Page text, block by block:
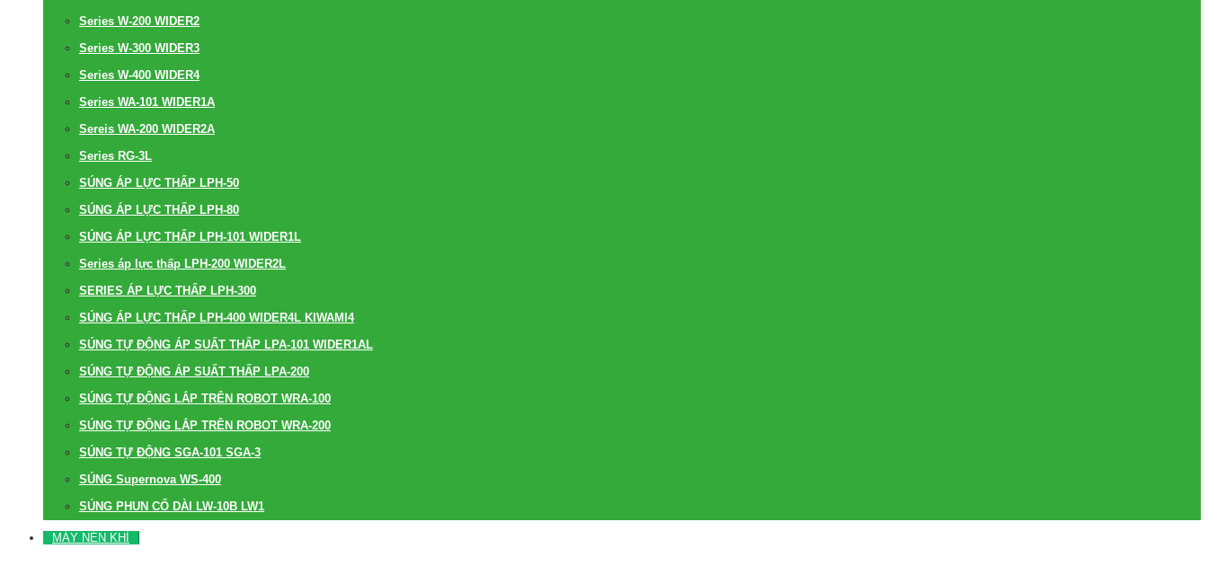
Series W-200 WIDER2
Series W-300 WIDER3
Series W-400 WIDER4
Series WA-101 WIDER1A
Sereis WA-200 WIDER2A
Series RG-3L
SÚNG ÁP LỰC THẤP LPH-50
SÚNG ÁP LỰC THẤP LPH-80
SÚNG ÁP LỰC THẤP LPH-101 WIDER1L
Series áp lực thấp LPH-200 WIDER2L
SERIES ÁP LỰC THẤP LPH-300
SÚNG ÁP LỰC THẤP LPH-400 WIDER4L KIWAMI4
SÚNG TỰ ĐỘNG ÁP SUẤT THẤP LPA-101 WIDER1AL
SÚNG TỰ ĐỘNG ÁP SUẤT THẤP LPA-200
SÚNG TỰ ĐỘNG LẮP TRÊN ROBOT WRA-100
SÚNG TỰ ĐỘNG LẮP TRÊN ROBOT WRA-200
SÚNG TỰ ĐỘNG SGA-101 SGA-3
SÚNG Supernova WS-400
SÚNG PHUN CỔ DÀI LW-10B LW1
MÁY NÉN KHÍ